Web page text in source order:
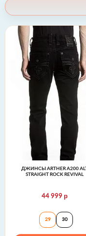
ДЖИНСЫ ARTHER A200
STRAIGHT ROCK REVIVAL
44 999 р
Джинсы
29 30